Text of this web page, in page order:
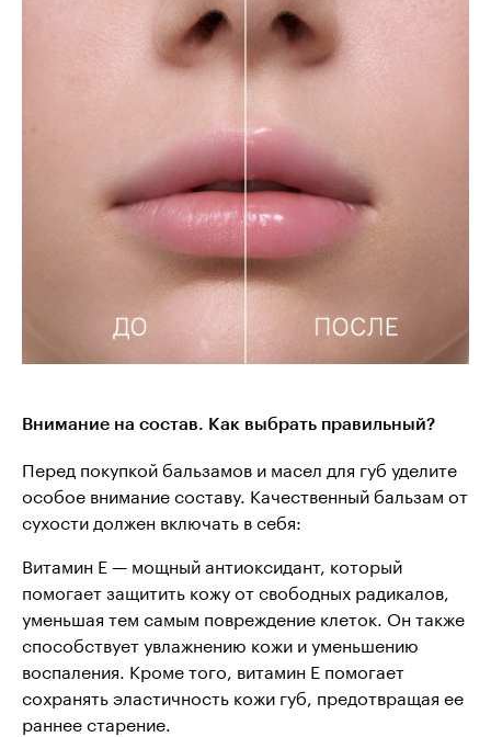
Внимание на состав. Как выбрать правильный?
Перед покупкой бальзамов и масел для губ уделите
особое внимание составу. Качественный бальзам от
сухости должен включать в себя:
Витамин Е — мощный антиоксидант, который
помогает защитить кожу от свободных радикалов,
уменьшая тем самым повреждение клеток. Он также
способствует увлажнению кожи и уменьшению
воспаления. Кроме того, витамин Е помогает
сохранять эластичность кожи губ, предотвращая ее
раннее старение.